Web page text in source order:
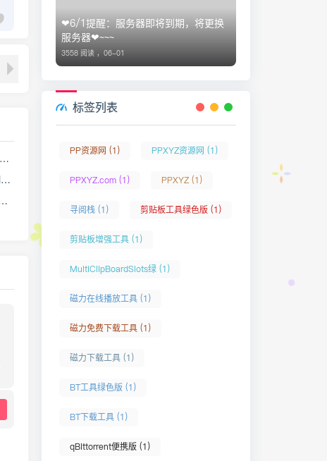
❤6/1提醒：服务器即将到期，将更换
服务器❤~~~
3558 阅读 ， 06-01
标签列表
PP资源网 (1) PPXYZ资源网 (1)
PPXYZ.com (1) PPXYZ (1)
寻阅栈 (1) 剪贴板工具绿色版 (1)
剪贴板增强工具 (1)
MultiClipBoardSlots绿 (1)
磁力在线播放工具 (1)
磁力免费下载工具 (1)
磁力下载工具 (1)
BT工具绿色版 (1)
BT下载工具 (1)
qBittorrent便携版 (1)